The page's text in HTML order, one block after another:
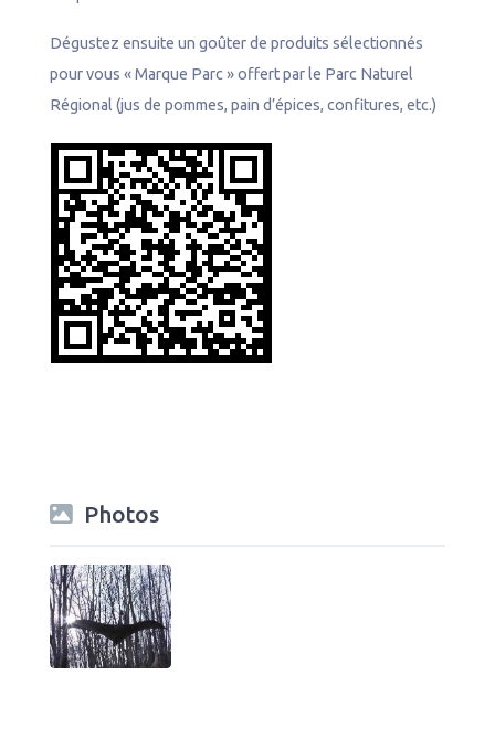
Dégustez ensuite un goûter de produits sélectionnés
pour vous « Marque Parc » offert par le Parc Naturel
Régional (jus de pommes, pain d’épices, confitures, etc.)
Photos